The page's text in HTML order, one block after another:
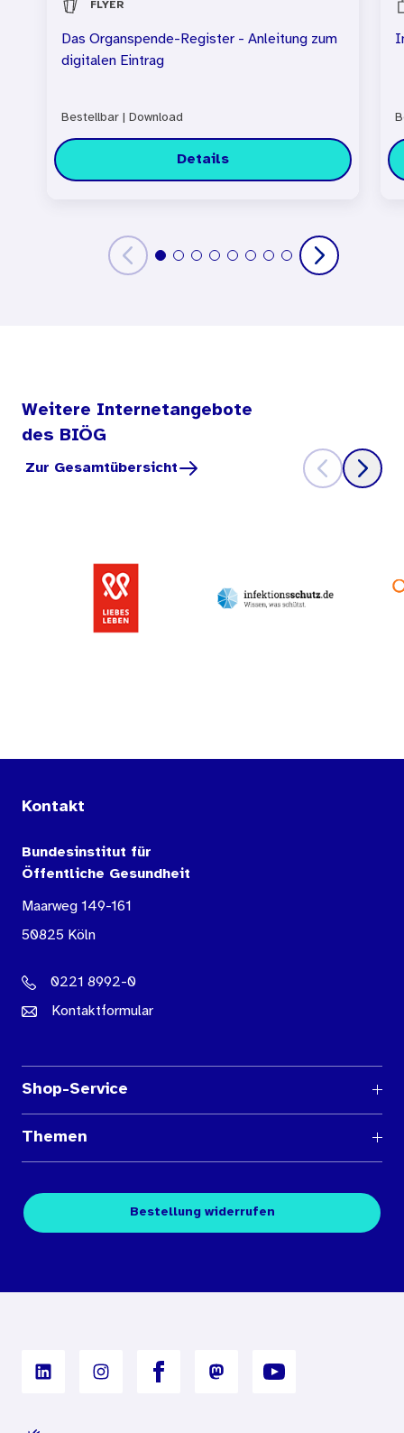
FLYER
Das Organspende-Register - Anleitung zum
digitalen Eintrag
Bestellbar Download
Details
Weitere Internetangebote
des BIÖG
Zur Gesamtübersicht
Kontakt
Bundesinstitut für
Öffentliche Gesundheit
Maarweg 149-161
50825 Köln
0221 8992-0
Kontaktformular
Shop-Service
Medienübersichten
Kontakt
Themen
Fachpublikationen
Digitales Archiv
Bestellung widerrufen